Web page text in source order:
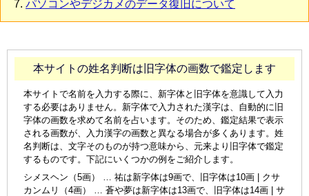
パソコンやデジカメのデータ復旧について
本サイトの姓名判断は旧字体の画数で鑑定します
本サイトで名前を入力する際に、新字体と旧字体を意識して入力
する必要はありません。新字体で入力された漢字は、自動的に旧
字体の画数を求めて名前を占います。そのため、鑑定結果で表示
される画数が、入力漢字の画数と異なる場合が多くあります。姓
名判断は、文字そのものが持つ意味から、元来より旧字体で鑑定
するものです。下記にいくつかの例をご紹介します。
シメスヘン（5画） … 祐は新字体は9画で、旧字体は10画 | クサ
カンムリ（4画） … 蒼や夢は新字体は13画で、旧字体は14画 | サ